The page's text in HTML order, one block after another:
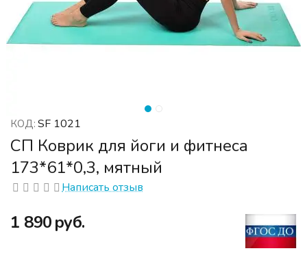
КОД: SF 1021
СП Коврик для йоги и фитнеса
173*61*0,3, мятный
Написать отзыв
‍1 890‍руб.